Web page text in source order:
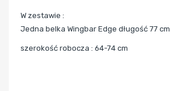
W zestawie :
Jedna belka Wingbar Edge długość 77 cm
szerokość robocza : 64-74 cm